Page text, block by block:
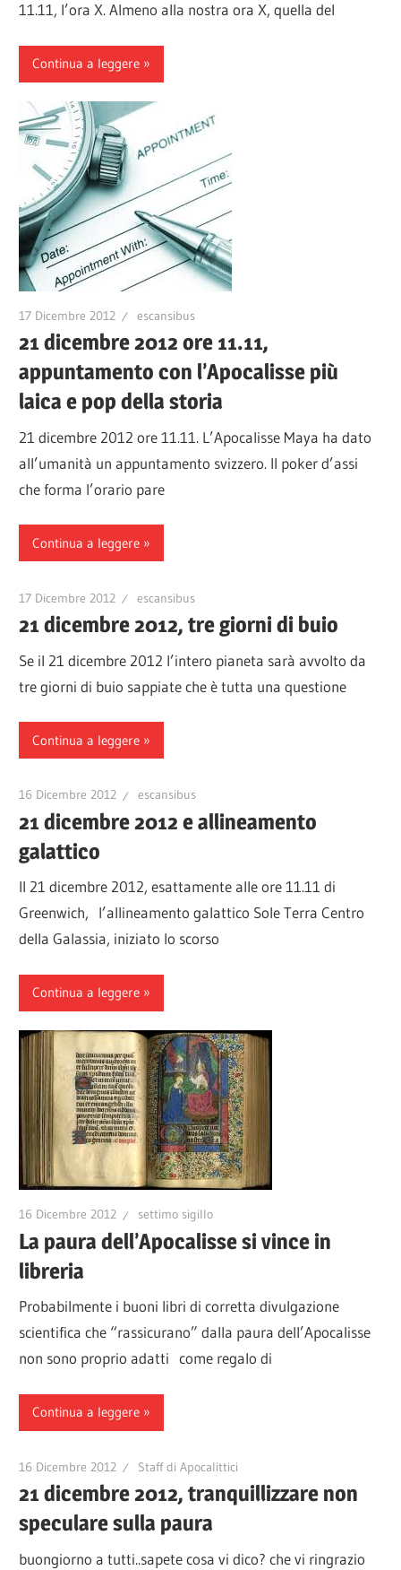
11.11, l’ora X. Almeno alla nostra ora X, quella del
Continua a leggere
17 Dicembre 2012 escansibus
21 dicembre 2012 ore 11.11,
appuntamento con l’Apocalisse più
laica e pop della storia
21 dicembre 2012 ore 11.11. L’Apocalisse Maya ha dato
all’umanità un appuntamento svizzero. Il poker d’assi
che forma l’orario pare
Continua a leggere
17 Dicembre 2012 escansibus
21 dicembre 2012, tre giorni di buio
Se il 21 dicembre 2012 l’intero pianeta sarà avvolto da
tre giorni di buio sappiate che è tutta una questione
Continua a leggere
16 Dicembre 2012 escansibus
21 dicembre 2012 e allineamento
galattico
Il 21 dicembre 2012, esattamente alle ore 11.11 di
Greenwich, l’allineamento galattico Sole Terra Centro
della Galassia, iniziato lo scorso
Continua a leggere
16 Dicembre 2012 settimo sigillo
La paura dell’Apocalisse si vince in
libreria
Probabilmente i buoni libri di corretta divulgazione
scientifica che “rassicurano” dalla paura dell’Apocalisse
non sono proprio adatti come regalo di
Continua a leggere
16 Dicembre 2012 Staff di Apocalittici
21 dicembre 2012, tranquillizzare non
speculare sulla paura
buongiorno a tutti..sapete cosa vi dico? che vi ringrazio